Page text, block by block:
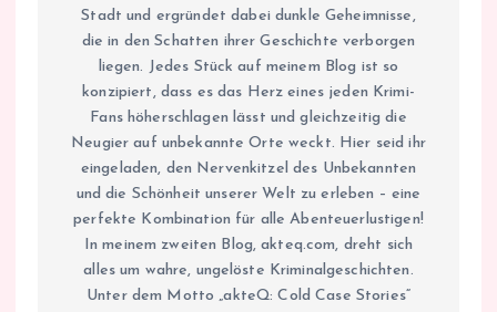
Stadt und ergründet dabei dunkle Geheimnisse,
die in den Schatten ihrer Geschichte verborgen
liegen. Jedes Stück auf meinem Blog ist so
konzipiert, dass es das Herz eines jeden Krimi-
Fans höherschlagen lässt und gleichzeitig die
Neugier auf unbekannte Orte weckt. Hier seid ihr
eingeladen, den Nervenkitzel des Unbekannten
und die Schönheit unserer Welt zu erleben – eine
perfekte Kombination für alle Abenteuerlustigen!
In meinem zweiten Blog, akteq.com, dreht sich
alles um wahre, ungelöste Kriminalgeschichten.
Unter dem Motto „akteQ: Cold Case Stories“